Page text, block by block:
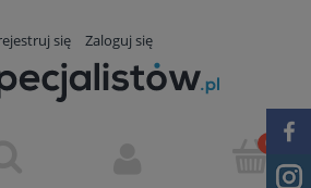
się Zaloguj się